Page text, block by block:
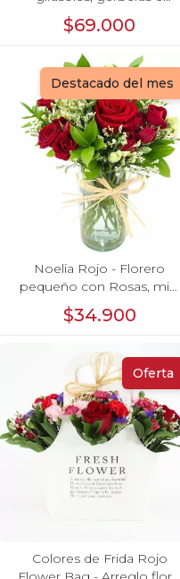
hypericum
$69.000
Destacado del mes
Noelia Rojo - Florero
pequeño con Rosas, mini
rosas, mini claveles y
limonium
$34.900
Oferta
Colores de Frida Rojo